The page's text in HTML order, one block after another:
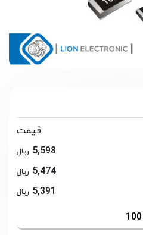
قیمت
5,598 ریال
5,474 ریال
5,391 ریال